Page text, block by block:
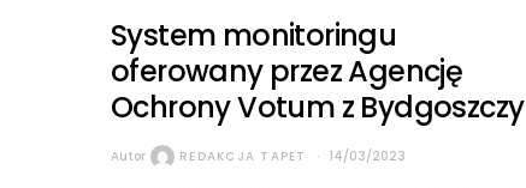
System monitoringu
oferowany przez Agencję
Ochrony Votum z Bydgoszczy
Autor REDAKCJA TAPET 14/03/2023